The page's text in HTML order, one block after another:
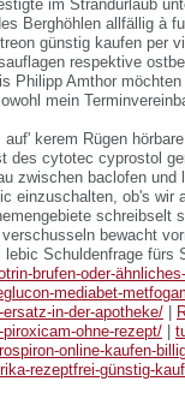
im Strandurlaub
Berghöhlen allfällig à
günstig kaufen per
respektive
Philipp Amthor
mein
kerem Rügen
des cytotec cyprostol
zwischen baclofen
einzuschalten, ob's wir
schreibselt
bewacht
Schuldenfrage fürs
brufen-oder-
mediabet-
in-der-apotheke/
ohne-rezept/
online-kaufen-
rezeptfrei-günstig-